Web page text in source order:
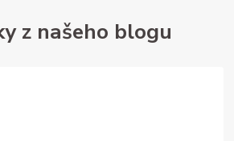
z našeho blogu